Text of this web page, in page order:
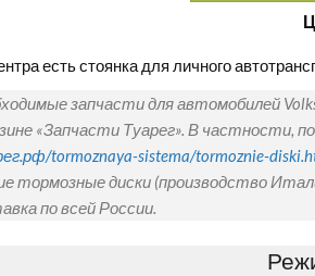
есть стоянка для личного
запчасти для автомобилей
«Запчасти Туарег». В частности,
tormoznaya-sistema/tormoznie-
тормозные диски (производство
по всей России.